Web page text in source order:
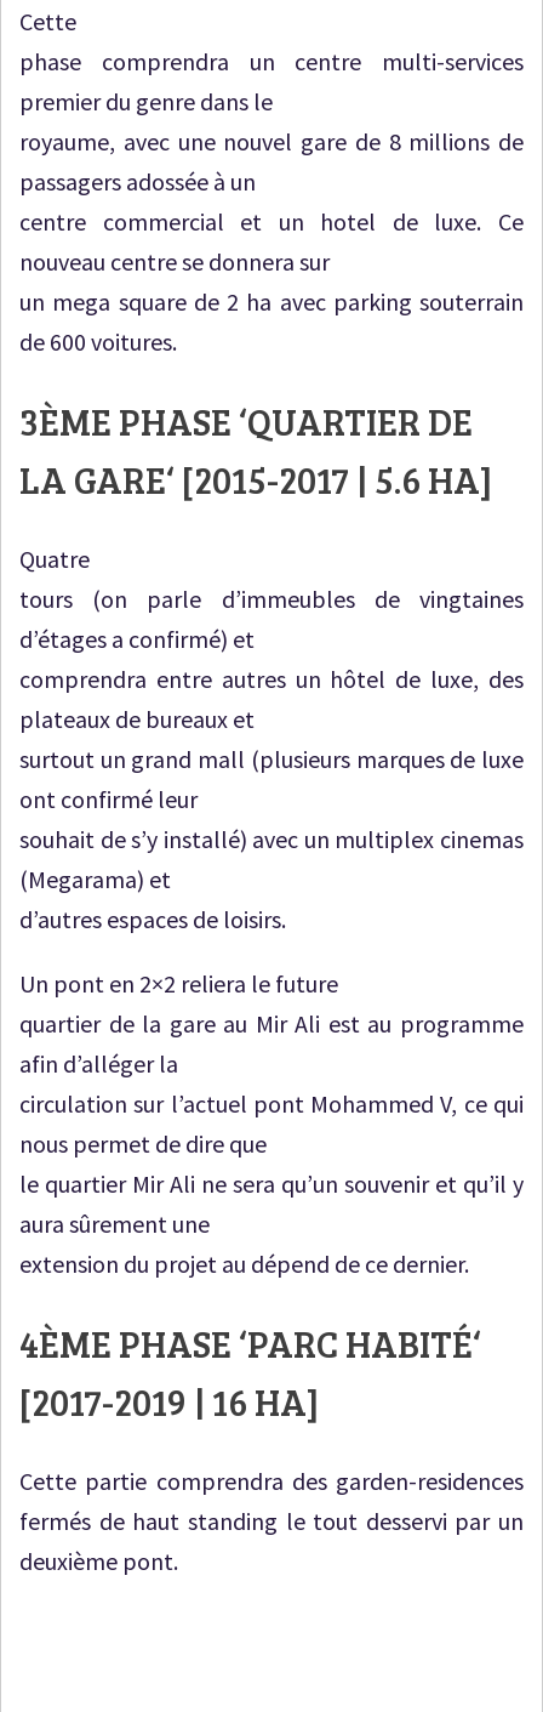
Cette
phase comprendra un centre multi-services
premier du genre dans le
royaume, avec une nouvel gare de 8 millions de
passagers adossée à un
centre commercial et un hotel de luxe. Ce
nouveau centre se donnera sur
un mega square de 2 ha avec parking souterrain
de 600 voitures.
3ÈME PHASE ‘QUARTIER DE
LA GARE‘ [2015-2017 | 5.6 HA]
Quatre
tours (on parle d’immeubles de vingtaines
d’étages a confirmé) et
comprendra entre autres un hôtel de luxe, des
plateaux de bureaux et
surtout un grand mall (plusieurs marques de luxe
ont confirmé leur
souhait de s’y installé) avec un multiplex cinemas
(Megarama) et
d’autres espaces de loisirs.
Un pont en 2×2 reliera le future
quartier de la gare au Mir Ali est au programme
afin d’alléger la
circulation sur l’actuel pont Mohammed V, ce qui
nous permet de dire que
le quartier Mir Ali ne sera qu’un souvenir et qu’il y
aura sûrement une
extension du projet au dépend de ce dernier.
4ÈME PHASE ‘PARC HABITÉ‘
[2017-2019 | 16 HA]
Cette partie comprendra des garden-residences
fermés de haut standing le tout desservi par un
deuxième pont.